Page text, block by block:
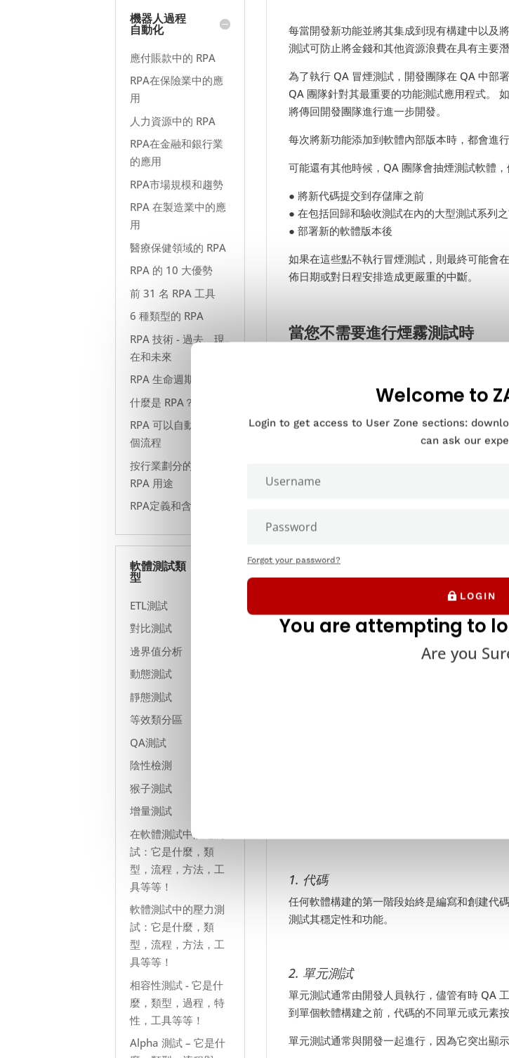
每當開發新功能並將其集成到現有構建中以及
測試可防止將金錢和其他資源浪費在具有主要
為了執行 QA 冒煙測試，開發團隊在 QA 中部
QA 團隊針對其最重要的功能測試應用程式。
將傳回開發團隊進行進一步開發。
每次將新功能添加到軟體內部版本時，都會進行
可能還有其他時候，QA 團隊會抽煙測試軟體，
● 將新代碼提交到存儲庫之前
● 在包括回歸和驗收測試在內的大型測試系列
● 部署新的軟體版本後
如果在這些點不執行冒煙測試，則最終可能會
佈日期或對日程安排造成更嚴重的中斷。
當您不需要進行煙霧測試時
如果您的軟體不符合這些條件，則此時可能
煙霧測試由 QA 工程師或 QA 主管執行;這是
QA 團隊負責測試軟體構建並評估其在各種條
測試與回歸測試時
軟體測試中的冒煙測試始終由QA專業人員完
煙霧測試生命周期說明瞭在產品開發和QA測
1. 代碼
任何軟體構建的第一階段始終是編寫和創建代
測試其穩定性和功能。
2.單元測試
單元測試通常由開發人員執行，儘管有時 QA
到單個軟體構建之前，代碼的不同單元或元素按
單元測試通常與開發一起進行，因為它突出顯
機器人過程
自動化
應付賬款中的 RPA
RPA在保險業中的應
用
人力資源中的 RPA
RPA在金融和銀行業
的應用
RPA市場規模和趨勢
RPA 在製造業中的應
用
醫療保健領域的 RPA
RPA 的 10 大優勢
前 31 名 RPA 工具
6 種類型的 RPA
RPA 技術 - 過去、現
在和未來
RPA 生命週期和流程
什麼是 RPA？
RPA 可以自動化的10
個流程
按行業劃分的 15 大
RPA 用途
RPA定義和含義
軟體測試類
型
ETL測試
對比測試
邊界值分析
動態測試
靜態測試
等效類分區
QA測試
陰性檢測
猴子測試
增量測試
在軟體測試中浸泡測
試：它是什麼，類
型，流程，方法，工
具等等！
軟體測試中的壓力測
試：它是什麼，類
型，流程，方法，工
具等等！
相容性測試 - 它是什
麼，類型，過程，特
性，工具等等！
Alpha 測試 – 它是什
Welcome to
Login to get access to User Zone sections:
can ask our
Forgot your password?
LOGIN
You are attempting to
Are you